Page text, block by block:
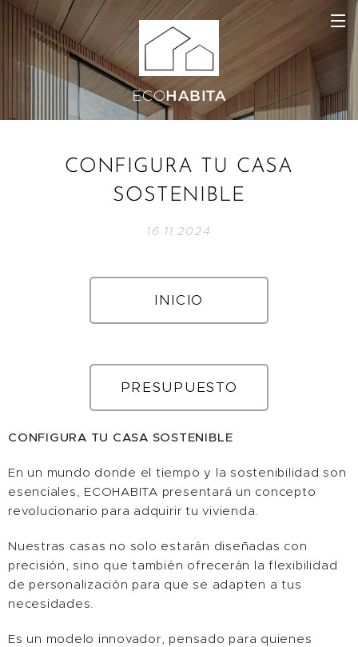
ECOHABITA
CONFIGURA TU CASA
SOSTENIBLE
16.11.2024
INICIO
PRESUPUESTO
CONFIGURA TU CASA SOSTENIBLE
En un mundo donde el tiempo y la sostenibilidad son
esenciales, ECOHABITA presentará un concepto
revolucionario para adquirir tu vivienda.
Nuestras casas no solo estarán diseñadas con
precisión, sino que también ofrecerán la flexibilidad
de personalización para que se adapten a tus
necesidades.
Es un modelo innovador, pensado para quienes